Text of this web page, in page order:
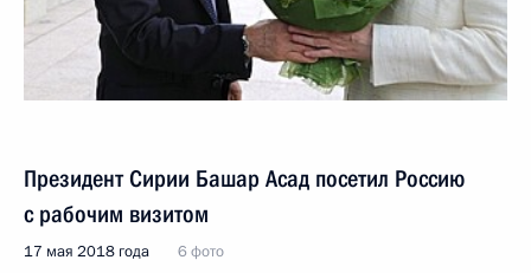
Президент Сирии Башар Асад посетил Россию
с рабочим визитом
17 мая 2018 года 6 фото